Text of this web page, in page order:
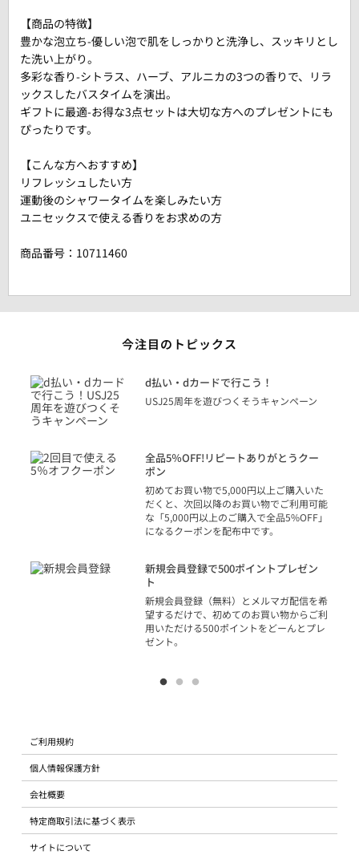
【商品の特徴】
豊かな泡立ち-優しい泡で肌をしっかりと洗浄し、スッキリとし
た洗い上がり。
多彩な香り-シトラス、ハーブ、アルニカの3つの香りで、リラ
ックスしたバスタイムを演出。
ギフトに最適-お得な3点セットは大切な方へのプレゼントにも
ぴったりです。
【こんな方へおすすめ】
リフレッシュしたい方
運動後のシャワータイムを楽しみたい方
ユニセックスで使える香りをお求めの方
商品番号： 10711460
今注目のトピックス
d払い・dカードで行こう！
USJ25周年を遊びつくそうキャンペーン
全品5％OFF!リピートありがとうクー
ポン
初めてお買い物で5,000円以上ご購入いた
だくと、次回以降のお買い物でご利用可能
な「5,000円以上のご購入で全品5%OFF」
になるクーポンを配布中です。
新規会員登録で500ポイントプレゼン
ト
新規会員登録（無料）とメルマガ配信を希
望するだけで、初めてのお買い物からご利
用いただける500ポイントをどーんとプレ
ゼント。
ご利用規約
個人情報保護方針
会社概要
特定商取引法に基づく表示
サイトについて